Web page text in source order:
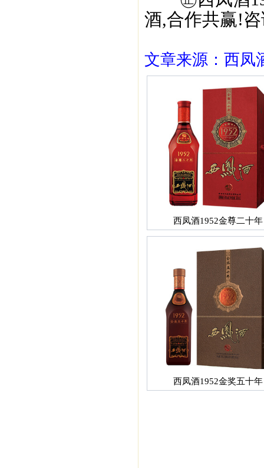
酒,合作共赢!咨
文章来源：西凤
西凤酒1952金尊二十年
西凤酒1952金奖五十年